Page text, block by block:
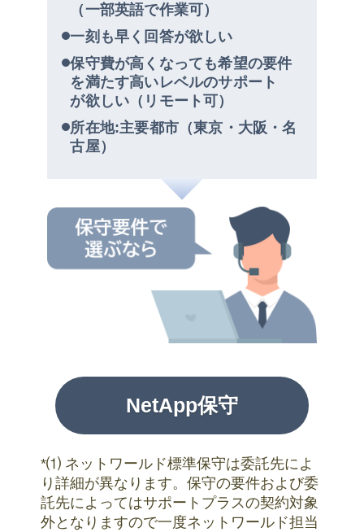
（一部英語で作業可）
一刻も早く回答が欲しい
保守費が高くなっても希望の要件
を満たす高いレベルのサポート
が欲しい（リモート可）
所在地:主要都市（東京・大阪・名
古屋）
NetApp保守
*⑴ ネットワールド標準保守は委託先によ
り詳細が異なります。保守の要件および委
託先によってはサポートプラスの契約対象
外となりますので一度ネットワールド担当